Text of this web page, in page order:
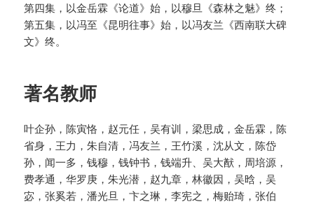
第四集，以金岳霖《论道》始，以穆旦《森林之魅》终；
第五集，以冯至《昆明往事》始，以冯友兰《西南联大碑
文》终。
著名教师
叶企孙，陈寅恪，赵元任，吴有训，梁思成，金岳霖，陈
省身，王力，朱自清，冯友兰，王竹溪，沈从文，陈岱
孙，闻一多，钱穆，钱钟书，钱端升、吴大猷，周培源，
费孝通，华罗庚，朱光潜，赵九章，林徽因，吴晗，吴
宓，张奚若，潘光旦，卞之琳，李宪之，梅贻琦，张伯